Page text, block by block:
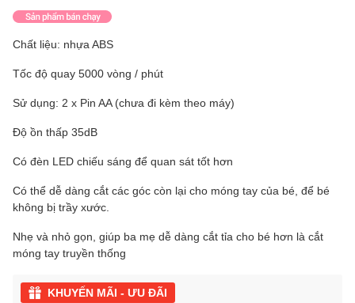
Chất liệu: nhựa ABS
Tốc độ quay 5000 vòng / phút
Sử dụng: 2 x Pin AA (chưa đi kèm theo máy)
Độ ồn thấp 35dB
Có đèn LED chiếu sáng để quan sát tốt hơn
Có thể dễ dàng cắt các góc còn lại cho móng tay của bé, để bé
không bị trầy xước.
Nhẹ và nhỏ gọn, giúp ba mẹ dễ dàng cắt tỉa cho bé hơn là cắt
móng tay truyền thống
KHUYẾN MÃI - ƯU ĐÃI